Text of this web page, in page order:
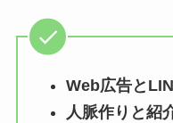
Web広告と
人脈作りと紹